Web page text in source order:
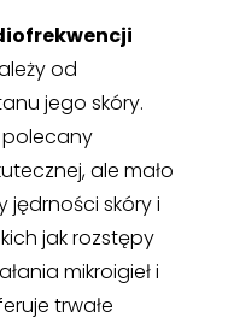
od
jego skóry.
polecany
ale mało
skóry i
jak rozstępy
mikroigieł i
trwałe